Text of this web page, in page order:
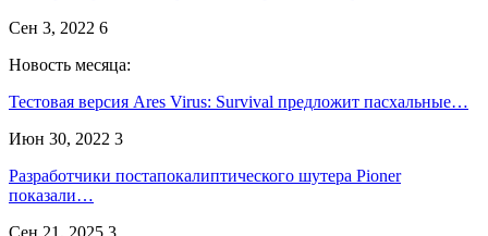
Сен 3, 2022 6
Новость месяца:
Тестовая версия Ares Virus: Survival предложит пасхальные…
Июн 30, 2022 3
Разработчики постапокалиптического шутера Pioner
показали…